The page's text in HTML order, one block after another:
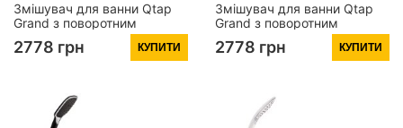
Змішувач для ванни Qtap
Grand з поворотним
виливом (з душовим
гарнітуром) QTGRABCR005
2778 грн КУПИТИ
Змішувач для ванни Qtap
Grand з поворотним
виливом (з душовим
гарнітуром) QTGRAWCR005
2778 грн КУПИТИ